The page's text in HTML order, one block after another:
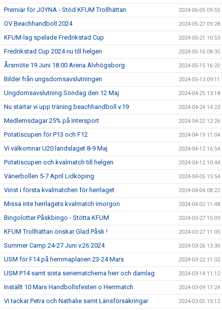
Premiär för JOYNA - Stöd KFUM Trollhättan 2024-06-05 09:55
OV Beachhandboll 2024 2024-05-27 09:28
KFUM-lag spelade Fredrikstad Cup 2024-05-21 10:53
Fredrikstad Cup 2024 nu till helgen 2024-05-16 08:35
Årsmöte 19 Juni 18.00 Arena Älvhögsborg 2024-05-15 16:20
Bilder från ungsdomsavslutningen 2024-05-13 09:11
Ungdomsavslutning Söndag den 12 Maj 2024-04-25 13:18
Nu startar vi upp träning beachhandboll v.19 2024-04-24 14:23
Medlemsdagar 25% på Intersport 2024-04-22 12:26
Potatiscupen för P13 och F12 2024-04-19 11:04
Vi välkomnar U20 landslaget 8-9 Maj 2024-04-12 16:54
Potatiscupen och kvalmatch till helgen 2024-04-12 10:44
Vänerbollen 5-7 April Lidköping 2024-04-05 15:54
Vinst i första kvalmatchen för herrlaget 2024-04-04 08:22
Missa inte herrlagets kvalmatch imorgon 2024-04-02 11:48
Bingolotter Påskbingo - Stötta KFUM 2024-03-27 15:09
KFUM Trollhättan önskar Glad Påsk ! 2024-03-27 11:05
Summer Camp 24-27 Juni v.26 2024 2024-03-26 13:30
USM för F14 på hemmaplanen 23-24 Mars 2024-03-22 11:02
USM P14 samt sista seriematcherna herr och damlag 2024-03-14 11:12
Inställt 10 Mars Handbollsfesten o Herrmatch 2024-03-09 17:24
Vi tackar Petra och Nathalie samt Länsförsäkringar 2024-03-05 15:12